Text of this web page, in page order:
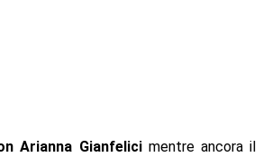
Arianna Gianfelicimentre ancora il